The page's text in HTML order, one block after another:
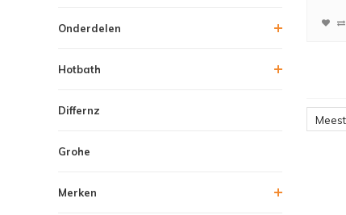
Onderdelen
Hotbath
Differnz
Grohe
Merken